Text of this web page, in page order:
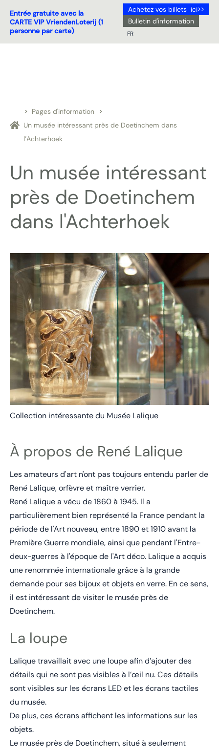
Entrée gratuite avec la
CARTE VIP VriendenLoterij (1
personne par carte)
Achetez vos billets ici>>
Bulletin d'information
FR
Pages d'information
Un musée intéressant près de Doetinchem dans
l’Achterhoek
Un musée intéressant
près de Doetinchem
dans l'Achterhoek
Collection intéressante du Musée Lalique
À propos de René Lalique
Les amateurs d'art n'ont pas toujours entendu parler de
René Lalique, orfèvre et maître verrier.
René Lalique a vécu de 1860 à 1945. Il a
particulièrement bien représenté la France pendant la
période de l'Art nouveau, entre 1890 et 1910 avant la
Première Guerre mondiale, ainsi que pendant l'Entre-
deux-guerres à l'époque de l'Art déco. Lalique a acquis
une renommée internationale grâce à la grande
demande pour ses bijoux et objets en verre. En ce sens,
il est intéressant de visiter le musée près de
Doetinchem.
La loupe
Lalique travaillait avec une loupe afin d’ajouter des
détails qui ne sont pas visibles à l’œil nu. Ces détails
sont visibles sur les écrans LED et les écrans tactiles
du musée.
De plus, ces écrans affichent les informations sur les
objets.
Le musée près de Doetinchem, situé à seulement